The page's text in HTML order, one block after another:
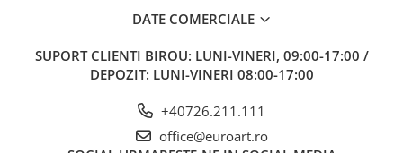
DATE COMERCIALE
SUPORT CLIENTI BIROU: LUNI-VINERI, 09:00-17:00 /
DEPOZIT: LUNI-VINERI 08:00-17:00
+40726.211.111
office@euroart.ro